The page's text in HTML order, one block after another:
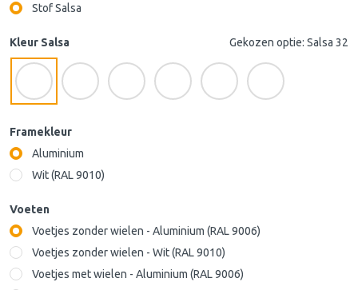
Stof Salsa
Kleur Salsa Gekozen optie: Salsa 32
Framekleur
Aluminium
Wit (RAL 9010)
Voeten
Voetjes zonder wielen - Aluminium (RAL 9006)
Voetjes zonder wielen - Wit (RAL 9010)
Voetjes met wielen - Aluminium (RAL 9006)